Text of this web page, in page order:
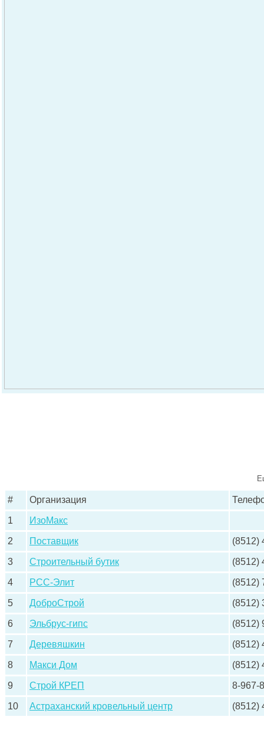
# Организация
1 ИзоМакс
2 Поставщик (8512)
3 Строительный бутик (8512)
4 РСС-Элит (8512)
5 ДоброСтрой (8512)
6 Эльбрус-гипс (8512)
7 Деревяшкин (8512)
8 Макси Дом (8512)
9 Строй КРЕП 8-967-
10 Астраханский кровельный центр (8512)